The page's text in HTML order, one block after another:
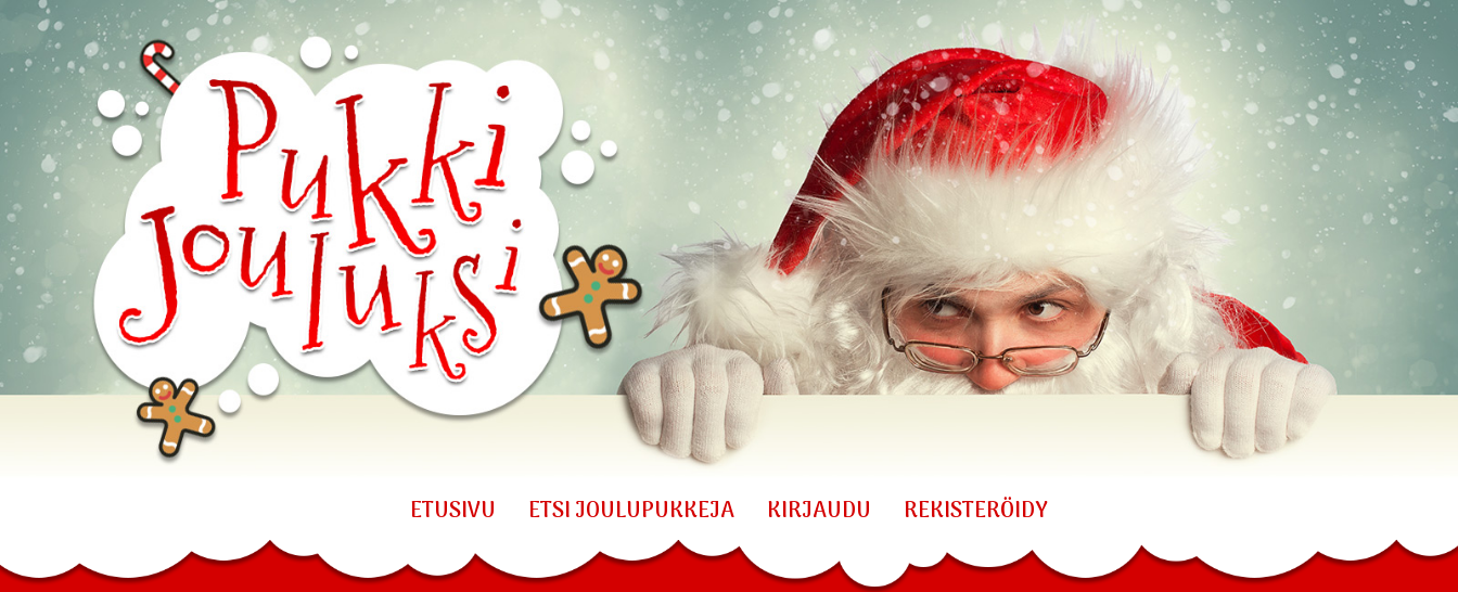
ETUSIVU ETSI JOULUPUKKEJA KIRJAUDU REKISTERÖIDY